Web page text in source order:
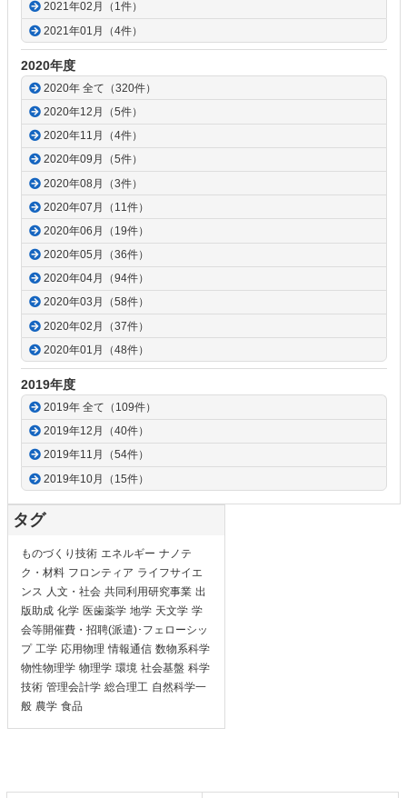
2021年02月（1件）
2021年01月（4件）
2020年度
2020年 全て（320件）
2020年12月（5件）
2020年11月（4件）
2020年09月（5件）
2020年08月（3件）
2020年07月（11件）
2020年06月（19件）
2020年05月（36件）
2020年04月（94件）
2020年03月（58件）
2020年02月（37件）
2020年01月（48件）
2019年度
2019年 全て（109件）
2019年12月（40件）
2019年11月（54件）
2019年10月（15件）
タグ
ものづくり技術 エネルギー ナノテ
ク・材料 フロンティア ライフサイエ
ンス 人文・社会 共同利用研究事業 出
版助成 化学 医歯薬学 地学 天文学 学
会等開催費・招聘(派遣)･フェローシッ
プ 工学 応用物理 情報通信 数物系科学
物性物理学 物理学 環境 社会基盤 科学
技術 管理会計学 総合理工 自然科学一
般 農学 食品